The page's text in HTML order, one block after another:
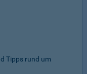
Tipps rund um